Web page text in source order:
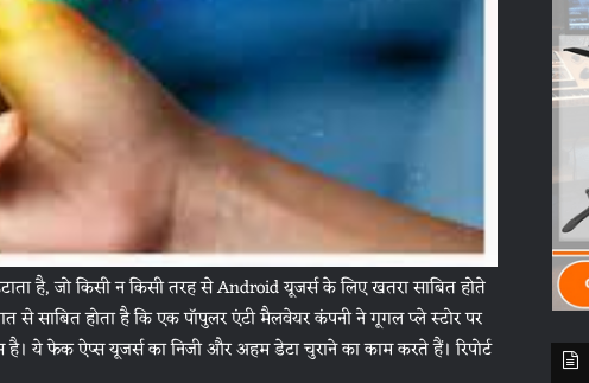
है, जो किसी न किसी तरह से Android यूजर्स के लिए खतरा साबित होते
साबित होता है कि एक पॉपुलर एंटी मैलवेयर कंपनी ने गूगल प्ले स्टोर पर
ये फेक ऐप्स यूजर्स का निजी और अहम डेटा चुराने का काम करते हैं। रिपोर्ट